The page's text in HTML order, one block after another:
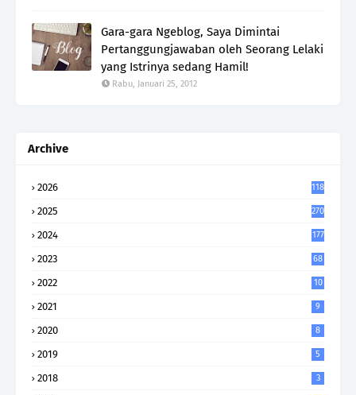
Gara-gara Ngeblog, Saya Dimintai
Pertanggungjawaban oleh Seorang Lelaki
yang Istrinya sedang Hamil!
Rabu, Januari 25, 2012
Archive
2026 118
2025 270
2024 177
2023 68
2022 10
2021 9
2020 8
2019 5
2018 3